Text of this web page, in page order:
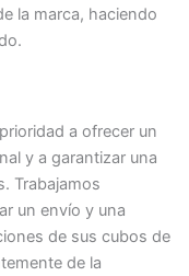
la marca, haciendo
a ofrecer un
y a garantizar una
Trabajamos
un envío y una
de sus cubos de
de la